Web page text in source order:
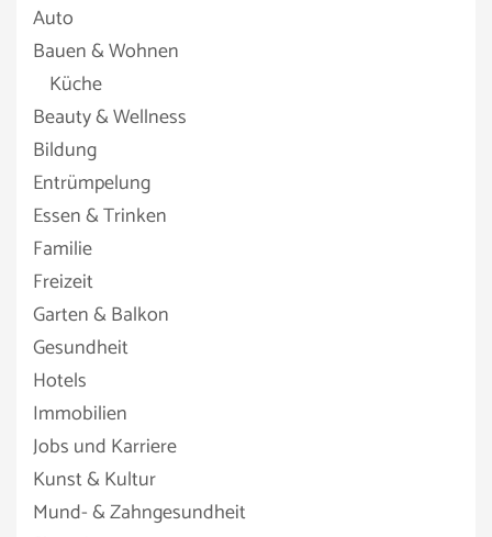
Auto
Bauen & Wohnen
Küche
Beauty & Wellness
Bildung
Entrümpelung
Essen & Trinken
Familie
Freizeit
Garten & Balkon
Gesundheit
Hotels
Immobilien
Jobs und Karriere
Kunst & Kultur
Mund- & Zahngesundheit